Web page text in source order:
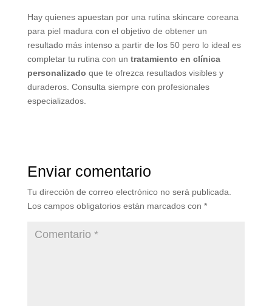
Hay quienes apuestan por una rutina skincare coreana
para piel madura con el objetivo de obtener un
resultado más intenso a partir de los 50 pero lo ideal es
completar tu rutina con un tratamiento en clínica
personalizado que te ofrezca resultados visibles y
duraderos. Consulta siempre con profesionales
especializados.
Enviar comentario
Tu dirección de correo electrónico no será publicada.
Los campos obligatorios están marcados con *